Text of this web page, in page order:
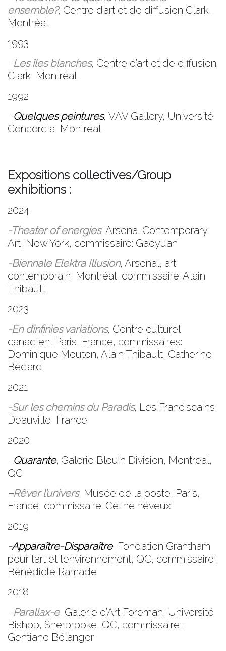
ensemble?, Centre d’art et de diffusion Clark,
Montréal
1993
–Les îles blanches, Centre d’art et de diffusion
Clark, Montréal
1992
–Quelques peintures, VAV Gallery, Université
Concordia, Montréal
Expositions collectives/Group
exhibitions :
2024
-Theater of energies, Arsenal Contemporary
Art, New York, commissaire: Gaoyuan
-Biennale Elektra Illusion, Arsenal, art
contemporain, Montréal, commissaire: Alain
Thibault
2023
-En d’infinies variations, Centre culturel
canadien, Paris, France, commissaires:
Dominique Mouton, Alain Thibault, Catherine
Bédard
2021
-Sur les chemins du Paradis, Les Franciscains,
Deauville, France
2020
–Quarante, Galerie Blouin Division, Montreal,
QC
–Rêver l’univers, Musée de la poste, Paris,
France, commissaire: Céline neveux
2019
-Apparaître-Disparaître, Fondation Grantham
pour l’art et l’environnement, QC, commissaire :
Bénédicte Ramade
2018
–Parallax-e, Galerie d’Art Foreman, Université
Bishop, Sherbrooke, QC, commissaire :
Gentiane Bélanger